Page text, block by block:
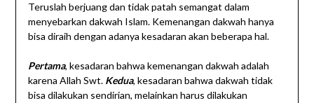
Teruslah berjuang dan tidak patah semangat dalam
menyebarkan dakwah Islam. Kemenangan dakwah hanya
bisa diraih dengan adanya kesadaran akan beberapa hal.
Pertama, kesadaran bahwa kemenangan dakwah adalah
karena Allah Swt. Kedua, kesadaran bahwa dakwah tidak
bisa dilakukan sendirian, melainkan harus dilakukan